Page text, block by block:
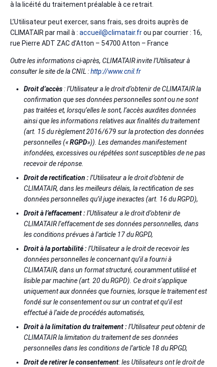
à la licéité du traitement préalable à ce retrait.
L’Utilisateur peut exercer, sans frais, ses droits auprès de
CLIMATAIR par mail à : accueil@climatair.frou par courrier : 16,
rue Pierre ADT ZAC d’Atton – 54700 Atton – France
Outre les informations ci-après, CLIMATAIR invite l’Utilisateur à
consulter le site de la CNIL :http://www.cnil.fr
Droit d’accès: l’Utilisateur a le droit d’obtenir de CLIMATAIR la
confirmation que ses données personnelles sont ou ne sont
pas traitées et, lorsqu’elles le sont, l’accès auxdites données
ainsi que les informations relatives aux finalités du traitement
(art. 15 du règlement 2016/679 sur la protection des données
personnelles («RGPD»)). Les demandes manifestement
infondées, excessives ou répétées sont susceptibles de ne pas
recevoir de réponse.
Droit de rectification :l’Utilisateur a le droit d’obtenir de
CLIMATAIR, dans les meilleurs délais, la rectification de ses
données personnelles qu’il juge inexactes (art. 16 du RGPD),
Droit à l’effacement :l’Utilisateur a le droit d’obtenir de
CLIMATAIR l’effacement de ses données personnelles, dans
les conditions prévues à l’article 17 du RGPD,
Droit à la portabilité :l’Utilisateur a le droit de recevoir les
données personnelles le concernant qu’il a fourni à
CLIMATAIR, dans un format structuré, couramment utilisé et
lisible par machine (art. 20 du RGPD). Ce droit s’applique
uniquement aux données que fournies, lorsque le traitement est
fondé sur le consentement ou sur un contrat et qu’il est
effectué à l’aide de procédés automatisés,
Droit à la limitation du traitement :l’Utilisateur peut obtenir de
CLIMATAIR la limitation du traitement de ses données
personnelles dans les conditions de l’article 18 du RPGD,
Droit de retirer le consentement: les Utilisateurs ont le droit de